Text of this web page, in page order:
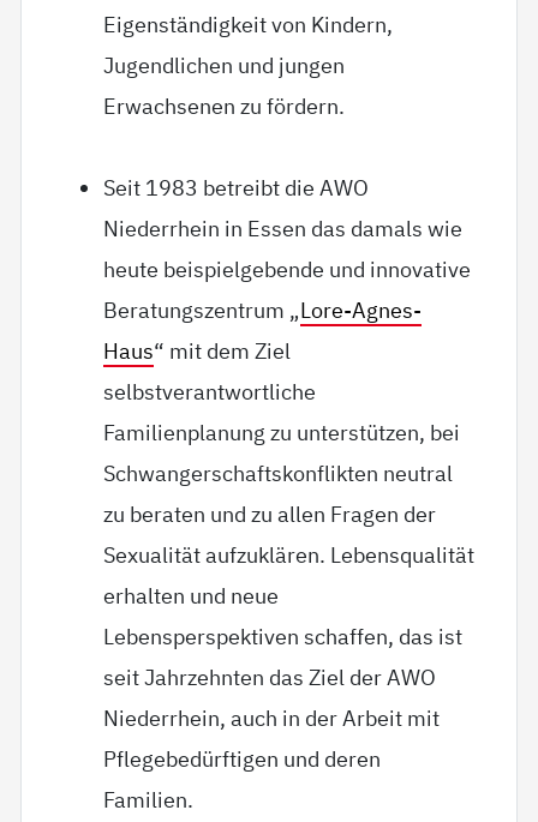
Eigenständigkeit von Kindern,
Jugendlichen und jungen
Erwachsenen zu fördern.
Seit 1983 betreibt die AWO
Niederrhein in Essen das damals wie
heute beispielgebende und innovative
Beratungszentrum „Lore-Agnes-
Haus“ mit dem Ziel
selbstverantwortliche
Familienplanung zu unterstützen, bei
Schwangerschaftskonflikten neutral
zu beraten und zu allen Fragen der
Sexualität aufzuklären. Lebensqualität
erhalten und neue
Lebensperspektiven schaffen, das ist
seit Jahrzehnten das Ziel der AWO
Niederrhein, auch in der Arbeit mit
Pflegebedürftigen und deren
Familien.